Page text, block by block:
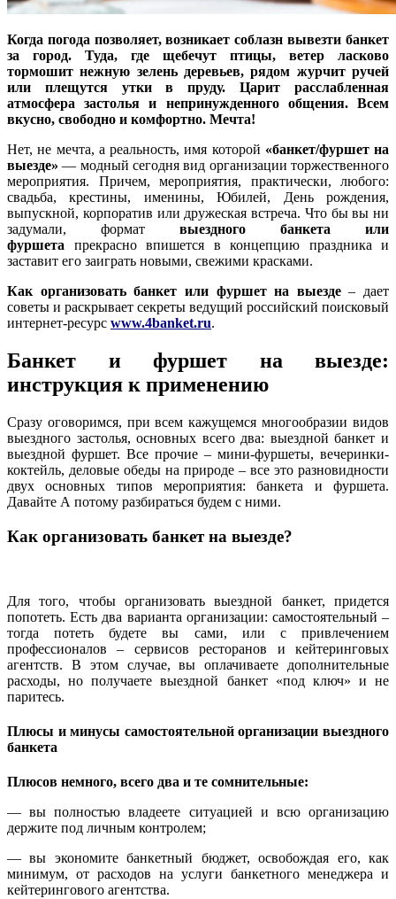
Когда погода позволяет, возникает соблазн вывезти банкет
за город. Туда, где щебечут птицы, ветер ласково
тормошит нежную зелень деревьев, рядом журчит ручей
или плещутся утки в пруду. Царит расслабленная
атмосфера застолья и непринужденного общения. Всем
вкусно, свободно и комфортно. Мечта!
Нет, не мечта, а реальность, имя которой «банкет/фуршет на
выезде» — модный сегодня вид организации торжественного
мероприятия. Причем, мероприятия, практически, любого:
свадьба, крестины, именины, Юбилей, День рождения,
выпускной, корпоратив или дружеская встреча. Что бы вы ни
задумали, формат выездного банкета или
фуршета прекрасно впишется в концепцию праздника и
заставит его заиграть новыми, свежими красками.
Как организовать банкет или фуршет на выезде– дает
советы и раскрывает секреты ведущий российский поисковый
интернет-ресурс www.4banket.ru.
Банкет и фуршет на выезде:
инструкция к применению
Сразу оговоримся, при всем кажущемся многообразии видов
выездного застолья, основных всего два: выездной банкет и
выездной фуршет. Все прочие – мини-фуршеты, вечеринки-
коктейль, деловые обеды на природе – все это разновидности
двух основных типов мероприятия: банкета и фуршета.
Давайте А потому разбираться будем с ними.
Как организовать банкет на выезде?
Для того, чтобы организовать выездной банкет, придется
попотеть. Есть два варианта организации: самостоятельный –
тогда потеть будете вы сами, или с привлечением
профессионалов – сервисов ресторанов и кейтеринговых
агентств. В этом случае, вы оплачиваете дополнительные
расходы, но получаете выездной банкет «под ключ» и не
паритесь.
Плюсы и минусы самостоятельной организации выездного
банкета
Плюсов немного, всего два и те сомнительные:
— вы полностью владеете ситуацией и всю организацию
держите под личным контролем;
— вы экономите банкетный бюджет, освобождая его, как
минимум, от расходов на услуги банкетного менеджера и
кейтерингового агентства.